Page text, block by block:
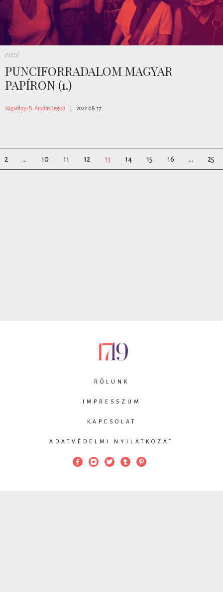
esszé
PUNCIFORRADALOM MAGYAR
PAPÍRON (1.)
Vágvölgyi B. András (1959) 2022.08.17.
2 ... 10 11 12 13 14 15 16 ... 25
RÓLUNK
IMPRESSZUM
KAPCSOLAT
ADATVÉDELMI NYILATKOZAT